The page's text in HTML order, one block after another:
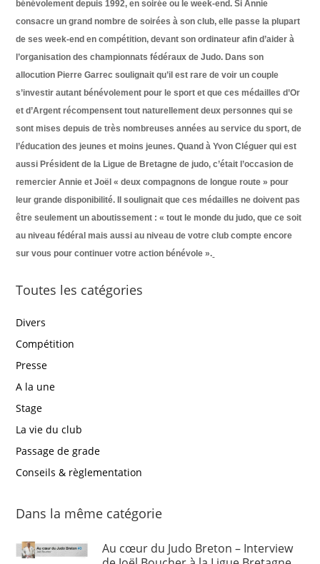
bénévolement depuis 1992, en soirée ou le week-end. Si Annie
consacre un grand nombre de soirées à son club, elle passe la plupart
de ses week-end en compétition, devant son ordinateur afin d’aider à
l’organisation des championnats fédéraux de Judo. Dans son
allocution Pierre Garrec soulignait qu’il est rare de voir un couple
s’investir autant bénévolement pour le sport et que ces médailles d’Or
et d’Argent récompensent tout naturellement deux personnes qui se
sont mises depuis de très nombreuses années au service du sport, de
l’éducation des jeunes et moins jeunes. Quand à Yvon Cléguer qui est
aussi Président de la Ligue de Bretagne de judo, c’était l’occasion de
remercier Annie et Joël « deux compagnons de longue route » pour
leur grande disponibilité. Il soulignait que ces médailles ne doivent pas
être seulement un aboutissement : « tout le monde du judo, que ce soit
au niveau fédéral mais aussi au niveau de votre club compte encore
sur vous pour continuer votre action bénévole ».
Toutes les catégories
Divers
Compétition
Presse
A la une
Stage
La vie du club
Passage de grade
Conseils & règlementation
Dans la même catégorie
Au cœur du Judo Breton – Interview